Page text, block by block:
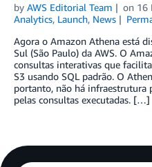
by AWS Editorial Team on 16
Analytics, Launch, News
Agora o Amazon Athena está
Sul (São Paulo) da AWS. O
consultas interativas que
S3 usando SQL padrão. O
portanto, não há infraestrutura
pelas consultas executadas. […]